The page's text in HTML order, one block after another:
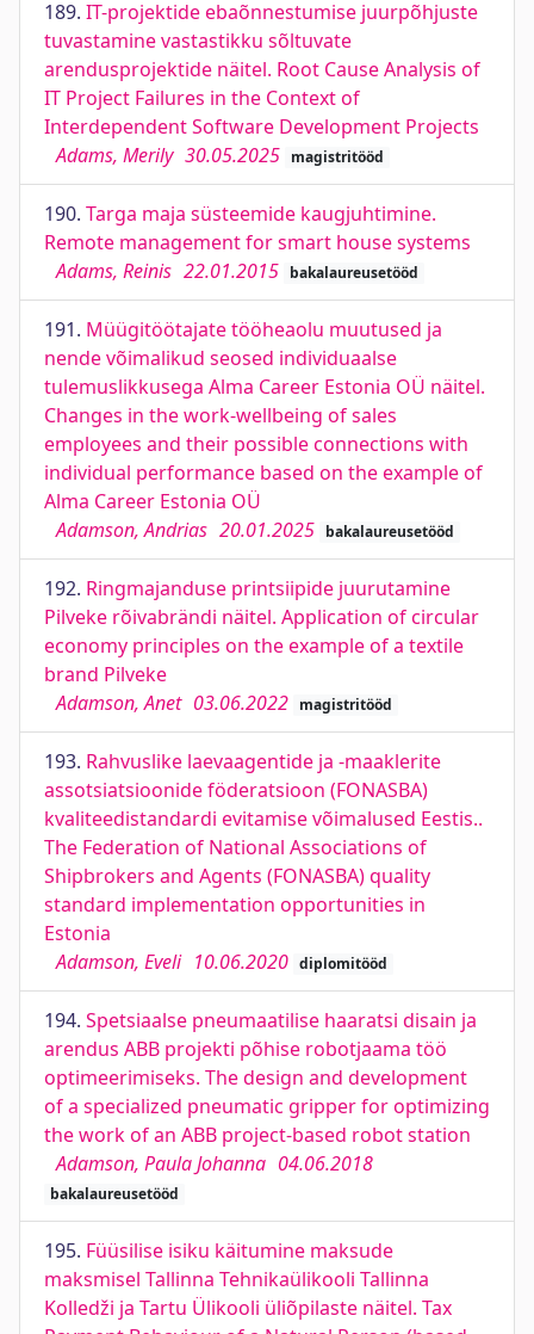
189. IT-projektide ebaõnnestumise juurpõhjuste
tuvastamine vastastikku sõltuvate
arendusprojektide näitel. Root Cause Analysis of
IT Project Failures in the Context of
Interdependent Software Development Projects
Adams, Merily 30.05.2025 magistritööd
190. Targa maja süsteemide kaugjuhtimine.
Remote management for smart house systems
Adams, Reinis 22.01.2015 bakalaureusetööd
191. Müügitöötajate tööheaolu muutused ja
nende võimalikud seosed individuaalse
tulemuslikkusega Alma Career Estonia OÜ näitel.
Changes in the work-wellbeing of sales
employees and their possible connections with
individual performance based on the example of
Alma Career Estonia OÜ
Adamson, Andrias 20.01.2025 bakalaureusetööd
192. Ringmajanduse printsiipide juurutamine
Pilveke rõivabrändi näitel. Application of circular
economy principles on the example of a textile
brand Pilveke
Adamson, Anet 03.06.2022 magistritööd
193. Rahvuslike laevaagentide ja -maaklerite
assotsiatsioonide föderatsioon (FONASBA)
kvaliteedistandardi evitamise võimalused Eestis..
The Federation of National Associations of
Shipbrokers and Agents (FONASBA) quality
standard implementation opportunities in
Estonia
Adamson, Eveli 10.06.2020 diplomitööd
194. Spetsiaalse pneumaatilise haaratsi disain ja
arendus ABB projekti põhise robotjaama töö
optimeerimiseks. The design and development
of a specialized pneumatic gripper for optimizing
the work of an ABB project-based robot station
Adamson, Paula Johanna 04.06.2018
bakalaureusetööd
195. Füüsilise isiku käitumine maksude
maksmisel Tallinna Tehnikaülikooli Tallinna
Kolledži ja Tartu Ülikooli üliõpilaste näitel. Tax